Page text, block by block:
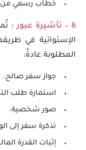
خطاب رسمي من
6 – تأشيرة عبور :
الإستوائية في
المطلوبة عادةً:
جواز سفر صالح.
استمارة طلب
صور شخصية.
تذكرة سفر إلى
إثبات القدرة